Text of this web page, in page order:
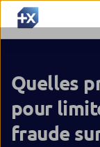
Quelles
pour
fraude